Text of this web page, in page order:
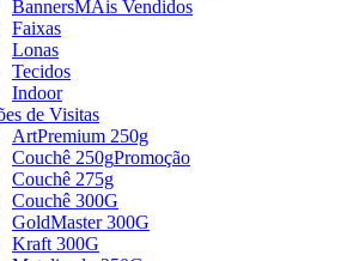
BannersMAis Vendidos
Faixas
Lonas
Tecidos
Indoor
de Visitas
ArtPremium 250g
Couchê 250gPromoção
Couchê 275g
Couchê 300G
GoldMaster 300G
Kraft 300G